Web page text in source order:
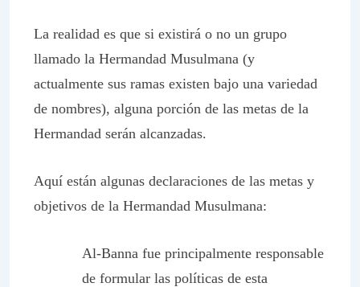
La realidad es que si existirá o no un grupo
llamado la Hermandad Musulmana (y
actualmente sus ramas existen bajo una variedad
de nombres), alguna porción de las metas de la
Hermandad serán alcanzadas.
Aquí están algunas declaraciones de las metas y
objetivos de la Hermandad Musulmana:
Al-Banna fue principalmente responsable
de formular las políticas de esta